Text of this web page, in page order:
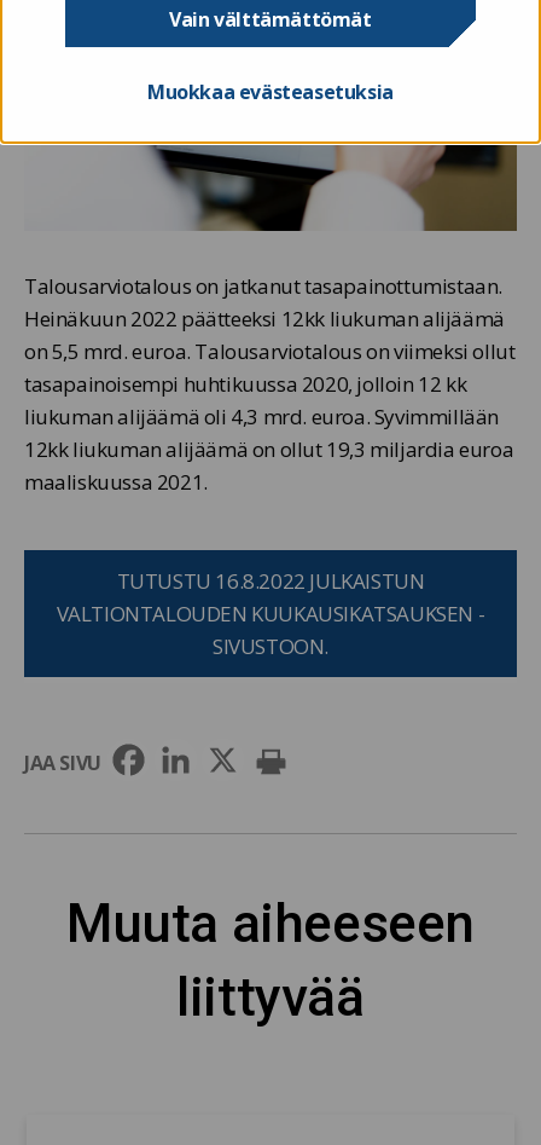
Vain välttämättömät
Muokkaa evästeasetuksia
Talousarviotalous on jatkanut tasapainottumistaan.
Heinäkuun 2022 päätteeksi 12kk liukuman alijäämä
on 5,5 mrd. euroa. Talousarviotalous on viimeksi ollut
tasapainoisempi huhtikuussa 2020, jolloin 12 kk
liukuman alijäämä oli 4,3 mrd. euroa. Syvimmillään
12kk liukuman alijäämä on ollut 19,3 miljardia euroa
maaliskuussa 2021.
TUTUSTU 16.8.2022 JULKAISTUN
VALTIONTALOUDEN KUUKAUSIKATSAUKSEN -
SIVUSTOON.
JAA SIVU
Muuta aiheeseen
liittyvää